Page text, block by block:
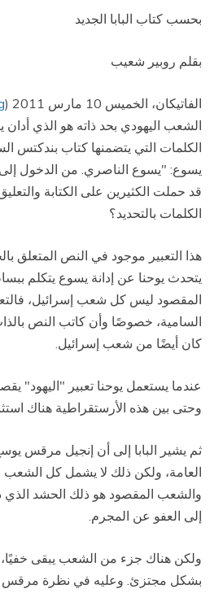
بحسب كتاب البابا الجديد
بقلم روبير شعيب
الفاتيكان، الخميس 10 مارس 2011 (
الشعب اليهودي بحد ذاته هو الذي
الكلمات التي يتضمنها كتاب بندكتس
يسوع: "يسوع الناصري. من الدخول
قد حملت الكثيرين على الكتابة
الكلمات بالتحديد؟
هذا التعبير موجود في النص المتعلق
يتحدث يوحنا عن إدانة يسوع يتكلم
المقصود ليس كل شعب إسرائيل،
السامية، خصوصًا وأن كاتب النص
كان أيضًا من شعب إسرائيل.
عندما يستعمل يوحنا تعبير "اليهود"
وحتى بين هذه الأرستقراطية هناك
ثم يشير البابا إلى أن إنجيل مرقس
العامة، ولكن ذلك لا يشمل كل الشعب
والشعب المقصود هو ذلك الحشد الذي
إلى العفو عن المجرم.
ولكن هناك جزء من الشعب يبقى
بشكل مجتزئ. وعليه في نظرة مرقس